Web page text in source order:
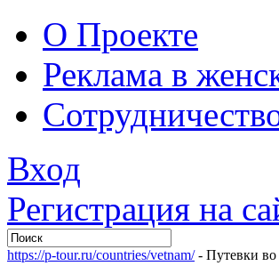
О Проекте
Реклама в
Вход
Регистрация на
https://p-tour.ru/countries/vetnam/- Путевки